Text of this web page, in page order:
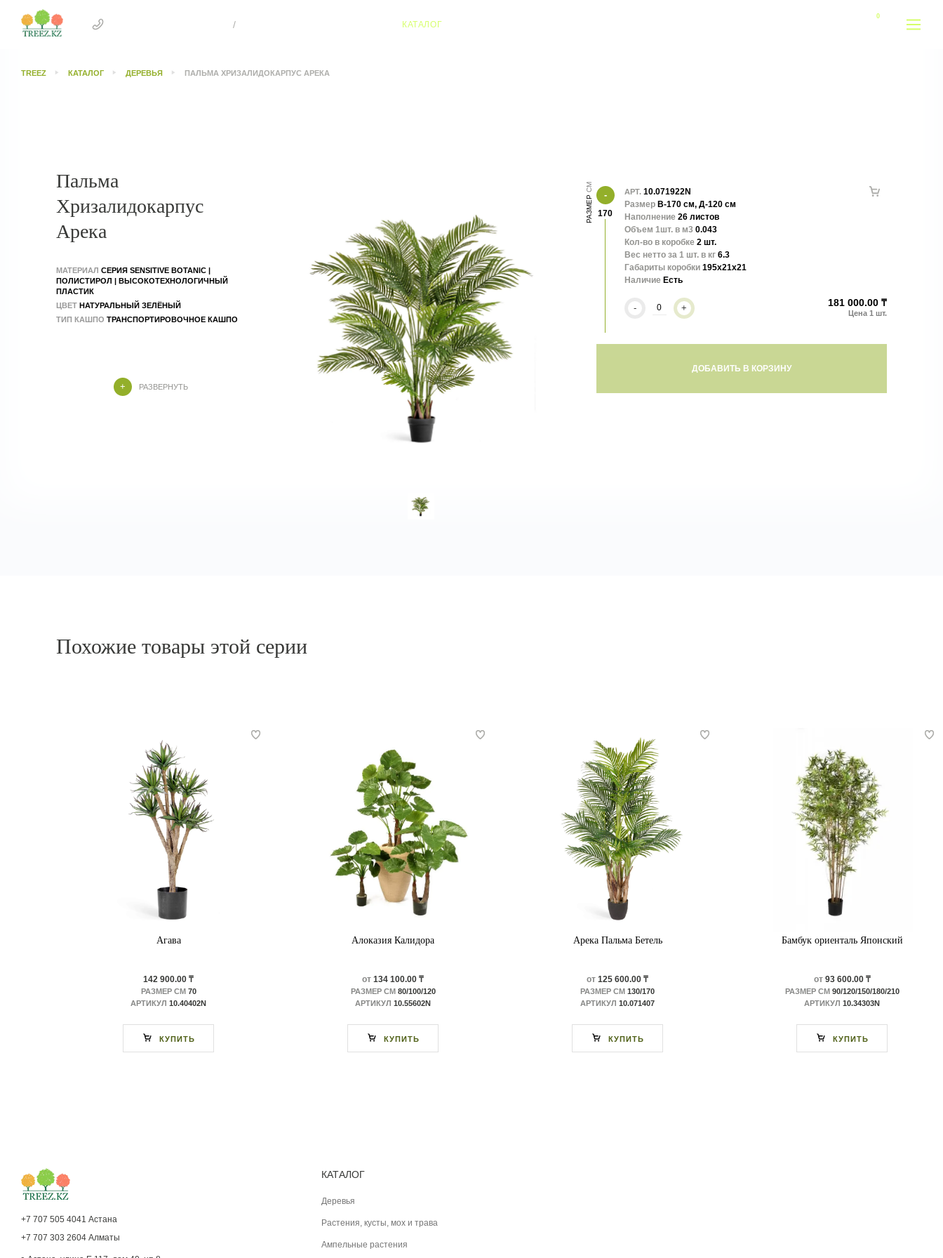
/ КАТАЛОГ
TREEZ КАТАЛОГ ДЕРЕВЬЯ ПАЛЬМА ХРИЗАЛИДОКАРПУС АРЕКА
Пальма
Хризалидокарпус
Арека
МАТЕРИАЛ СЕРИЯ SENSITIVE BOTANIC |
ПОЛИСТИРОЛ | ВЫСОКОТЕХНОЛОГИЧНЫЙ
ПЛАСТИК
ЦВЕТ НАТУРАЛЬНЫЙ ЗЕЛЁНЫЙ
ТИП КАШПО ТРАНСПОРТИРОВОЧНОЕ КАШПО
круглый год.
РАЗВЕРНУТЬ
РАЗМЕР 170
АРТ. 10.071922N
Размер В-170 см, Д-120 см
Наполнение 26 листов
Объем 1шт. в м3 0.043
Кол-во в коробке 2 шт.
Вес нетто за 1 шт. в кг 6.3
Габариты коробки 195x21x21
Наличие Есть
- + 181 000.00 ₸
ДОБАВИТЬ В КОРЗИНУ
Похожие товары этой серии
Агава
142 900.00 ₸
РАЗМЕР СМ70
АРТИКУЛ 10.40402N
КУПИТЬ
Алоказия Калидора
от 134 100.00 ₸
РАЗМЕР СМ80/100/120
АРТИКУЛ 10.55602N
КУПИТЬ
Арека Пальма Бетель
от 125 600.00 ₸
РАЗМЕР СМ 130/170
АРТИКУЛ 10.071407
КУПИТЬ
Бамбук ориенталь Японский
от93 600.00 ₸
РАЗМЕР СМ90/120/150/180/210
АРТИКУЛ 10.34303N
КУПИТЬ
КАТАЛОГ
Деревья
Растения, кусты, мох и трава
Ампельные растения
+7 707 505 4041 Астана
+7 707 303 2604 Алматы